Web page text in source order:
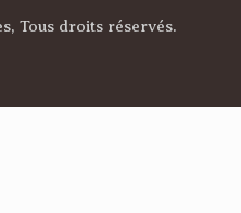
Tous droits réservés.